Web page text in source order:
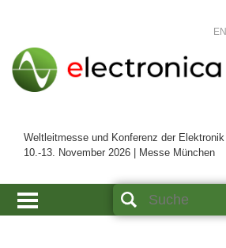
Weltleitmesse und Konferenz der Elektronik
10.-13. November 2026 | Messe München
EN